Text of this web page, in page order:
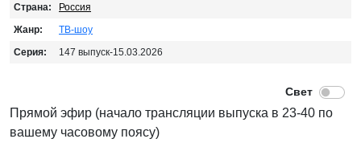
Страна:
Россия
Жанр:
ТВ-шоу
Серия:
147 выпуск-15.03.2026
Прямой эфир (начало трансляции выпуска в 23-40 по
вашему часовому поясу)